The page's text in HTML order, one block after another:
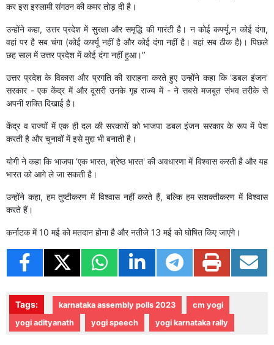
कर इस इस्लामी संगठन की कमर तोड़ दी है।
उन्होंने कहा, उत्तर प्रदेश में सुरक्षा और समृद्धि की गारंटी है। न कोई कर्फ्यू,न कोई दंगा,
वहां पर है सब चंगा (कोई कर्फ्यू नहीं है और कोई दंगा नहीं है। वहां सब ठीक है)। पिछले
छह साल में उत्तर प्रदेश में कोई दंगा नहीं हुआ।’’
उत्तर प्रदेश के विकास और प्रगति की सराहना करते हुए उन्होंने कहा कि ‘डबल इंजन’
सरकार - एक केंद्र में और दूसरी उनके गृह राज्य में - ने सबसे मजबूत संभव तरीके से
अपनी शक्ति दिखाई है।
केंद्र व राज्यों में एक ही दल की सरकारों को भाजपा डबल इंजन सरकार के रूप में पेश
करती है और चुनावों में इसे मुद्दा भी बनाती है।
योगी ने कहा कि भाजपा ‘एक भारत, श्रेष्ठ भारत' की अवधारणा में विश्वास करती है और यह
भारत को आगे ले जा सकती है।
उन्होंने कहा, हम तुष्टीकरण में विश्वास नहीं करते हैं, बल्कि हम सशक्तीकरण में विश्वास
करते हैं।
कर्नाटक में 10 मई को मतदान होना है और नतीजे 13 मई को घोषित किए जाएंगे।
Tags: karnataka assembly polls 2023
cm yogi
yogi adityanath
yogi speech yogi karnataka rally